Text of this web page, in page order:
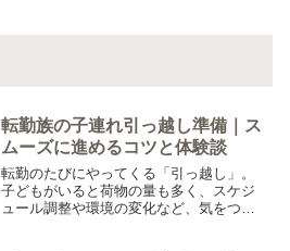
転勤族の子連れ引っ越し準備｜ス
ムーズに進めるコツと体験談
転勤のたびにやってくる「引っ越し」。
子どもがいると荷物の量も多く、スケジ
ュール調整や環境の変化など、気をつけ